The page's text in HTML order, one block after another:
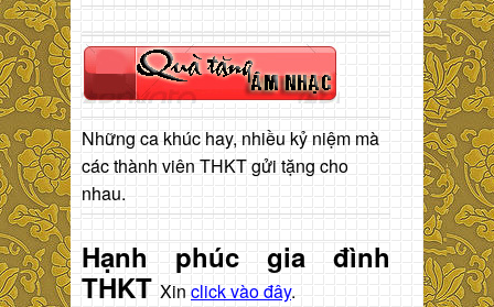
Những ca khúc hay, nhiều kỷ niệm mà
các thành viên THKT gửi tặng cho
nhau.
Hạnh phúc gia đình
THKT Xin click vào đây.